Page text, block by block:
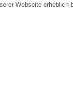
Webseite